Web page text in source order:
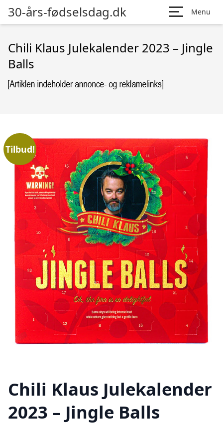
30-års-fødselsdag.dk Menu
Chili Klaus Julekalender 2023 – Jingle
Balls
Tilbud!
Chili Klaus Julekalender
2023 – Jingle Balls